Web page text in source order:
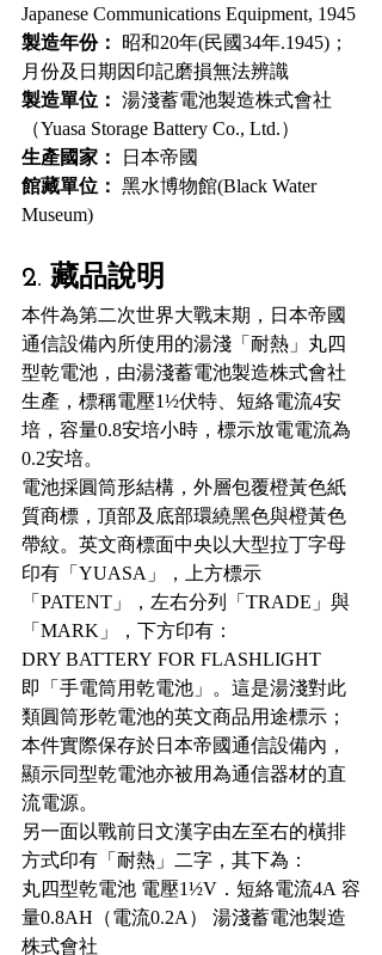
Japanese Communications Equipment, 1945
製造年份：
昭和20年(民國34年.1945)；
月份及日期因印記磨損無法辨識
製造單位： 湯淺蓄電池製造株式會社
（Yuasa Storage Battery Co., Ltd.）
生產國家：
日本帝國
館藏單位： 黑水博物館(Black Water
Museum)
2. 藏品說明
本件為第二次世界大戰末期，日本帝國
通信設備內所使用的湯淺「耐熱」丸四
型乾電池，由湯淺蓄電池製造株式會社
生產，標稱電壓1½伏特、短絡電流4安
培，容量0.8安培小時，標示放電電流為
0.2安培。
電池採圓筒形結構，外層包覆橙黃色紙
質商標，頂部及底部環繞黑色與橙黃色
帶紋。英文商標面中央以大型拉丁字母
印有「YUASA」，上方標示
「PATENT」，左右分列「TRADE」與
「MARK」，下方印有：
DRY BATTERY FOR FLASHLIGHT
即「手電筒用乾電池」。這是湯淺對此
類圓筒形乾電池的英文商品用途標示；
本件實際保存於日本帝國通信設備內，
顯示同型乾電池亦被用為通信器材的直
流電源。
另一面以戰前日文漢字由左至右的橫排
方式印有「耐熱」二字，其下為：
丸四型乾電池 電壓1½V．短絡電流4A 容
量0.8AH（電流0.2A） 湯淺蓄電池製造
株式會社